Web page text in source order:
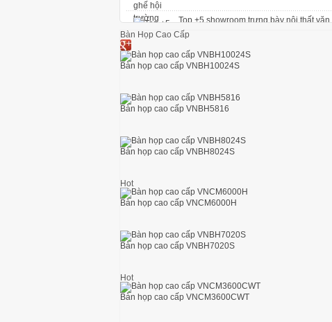
thi công lắp đặt ghế hội trường đệm lật
Vệ sinh ghế hội trường đúng cách
Bàn Họp Cao Cấp
Bàn họp cao cấp VNBH10024S
Bàn họp cao cấp VNBH5816
Bàn họp cao cấp VNBH8024S
Hot
Bàn họp cao cấp VNCM6000H
Bàn họp cao cấp VNBH7020S
Hot
Bàn họp cao cấp VNCM3600CWT